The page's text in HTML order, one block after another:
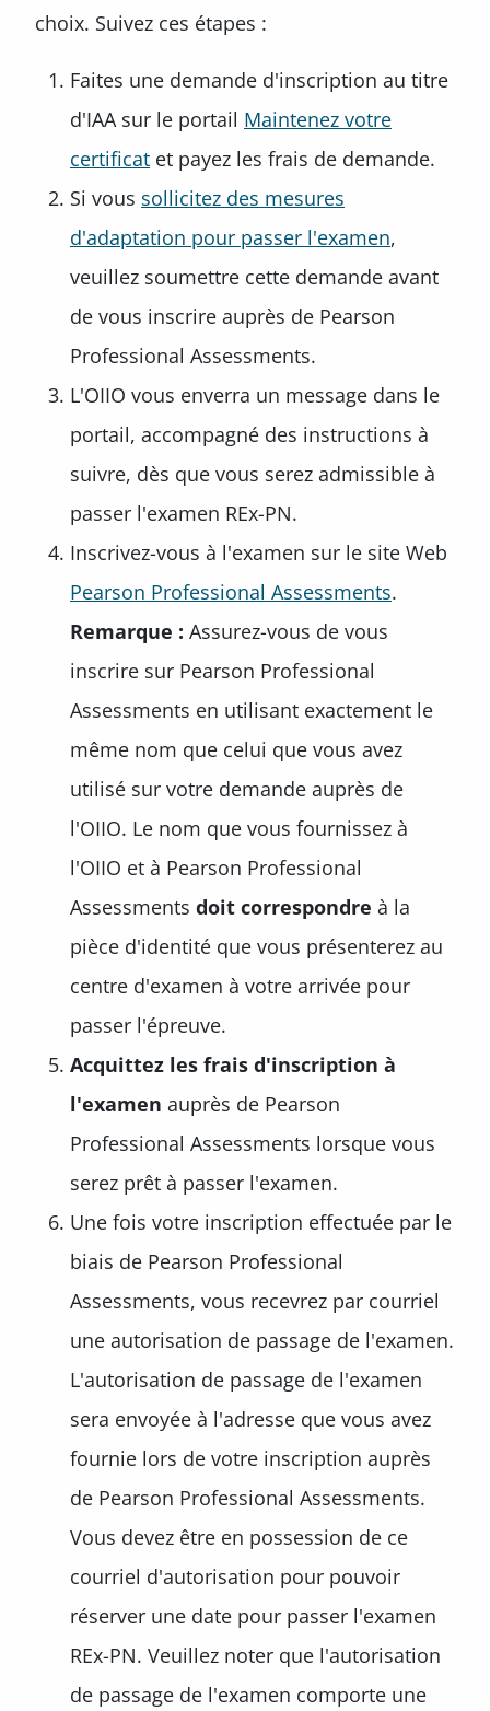
choix. Suivez ces étapes :
Faites une demande d'inscription au titre
d'IAA sur le portail Maintenez votre
certificat et payez les frais de demande.
Si vous sollicitez des mesures
d'adaptation pour passer l'examen,
veuillez soumettre cette demande avant
de vous inscrire auprès de Pearson
Professional Assessments.
L'OIIO vous enverra un message dans le
portail, accompagné des instructions à
suivre, dès que vous serez admissible à
passer l'examen REx-PN.
Inscrivez-vous à l'examen sur le site Web
Pearson Professional Assessments.
Remarque : Assurez-vous de vous
inscrire sur Pearson Professional
Assessments en utilisant exactement le
même nom que celui que vous avez
utilisé sur votre demande auprès de
l'OIIO. Le nom que vous fournissez à
l'OIIO et à Pearson Professional
Assessments doit correspondre à la
pièce d'identité que vous présenterez au
centre d'examen à votre arrivée pour
passer l'épreuve.
Acquittez les frais d'inscription à
l'examen auprès de Pearson
Professional Assessments lorsque vous
serez prêt à passer l'examen.
Une fois votre inscription effectuée par le
biais de Pearson Professional
Assessments, vous recevrez par courriel
une autorisation de passage de l'examen.
L'autorisation de passage de l'examen
sera envoyée à l'adresse que vous avez
fournie lors de votre inscription auprès
de Pearson Professional Assessments.
Vous devez être en possession de ce
courriel d'autorisation pour pouvoir
réserver une date pour passer l'examen
REx-PN. Veuillez noter que l'autorisation
de passage de l'examen comporte une